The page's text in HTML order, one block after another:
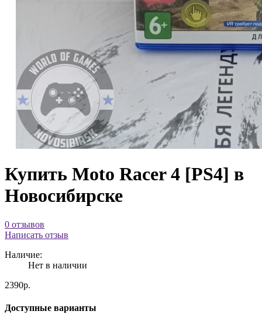
Купить Moto Racer 4 [PS4] в
Новосибирске
0 отзывов
Написать отзыв
Наличие:
Нет в наличии
2390р.
Доступные варианты